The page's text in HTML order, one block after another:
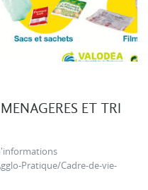
ET TRI
Pratique/Cadre-de-vie-